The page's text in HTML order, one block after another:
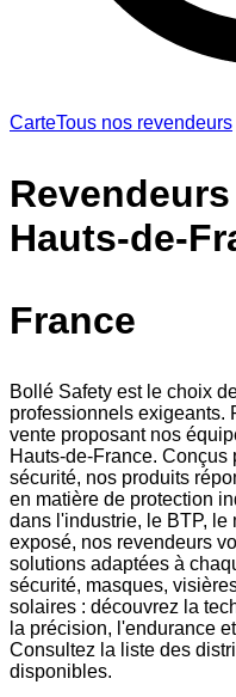
CarteTous nos revendeurs
Hauts-de-
France
Bollé Safety est le choix
professionnels exigeants.
vente proposant nos
Hauts-de-France. Conçus
sécurité, nos produits
en matière de protection
dans l'industrie, le BTP, le
exposé, nos revendeurs
solutions adaptées à
sécurité, masques,
solaires : découvrez la
la précision, l'endurance
Consultez la liste des
disponibles.